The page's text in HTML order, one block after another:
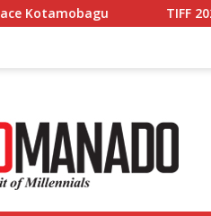
TIFF 2026 Hadirkan